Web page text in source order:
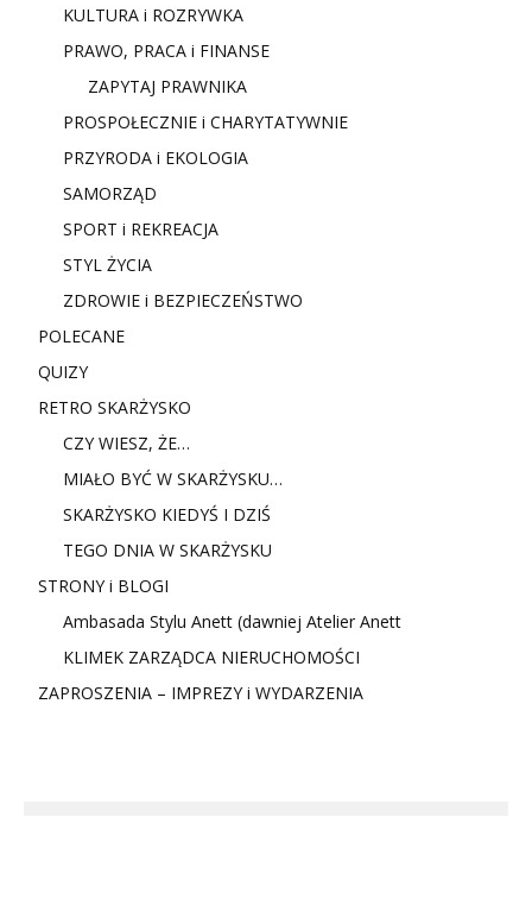
KULTURA i ROZRYWKA
PRAWO, PRACA i FINANSE
ZAPYTAJ PRAWNIKA
PROSPOŁECZNIE i CHARYTATYWNIE
PRZYRODA i EKOLOGIA
SAMORZĄD
SPORT i REKREACJA
STYL ŻYCIA
ZDROWIE i BEZPIECZEŃSTWO
POLECANE
QUIZY
RETRO SKARŻYSKO
CZY WIESZ, ŻE…
MIAŁO BYĆ W SKARŻYSKU…
SKARŻYSKO KIEDYŚ I DZIŚ
TEGO DNIA W SKARŻYSKU
STRONY i BLOGI
Ambasada Stylu Anett (dawniej Atelier Anett
KLIMEK ZARZĄDCA NIERUCHOMOŚCI
ZAPROSZENIA – IMPREZY i WYDARZENIA